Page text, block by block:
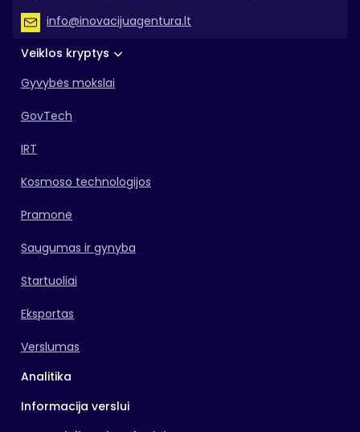
Veiklos kryptys
Gyvybės mokslai
GovTech
IRT
Kosmoso technologijos
Pramonė
Saugumas ir gynyba
Startuoliai
Eksportas
Verslumas
Analitika
Informacija verslui
info@inovacijuagentura.lt